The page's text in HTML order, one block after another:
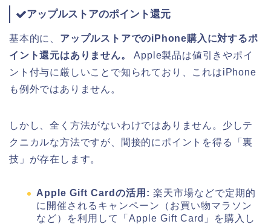
アップルストアのポイント還元
基本的に、 アップルストアでのiPhone購入に対するポ
イント還元はありません。
Apple製品は値引きやポイ
ント付与に厳しいことで知られており、これはiPhone
も例外ではありません。
しかし、全く方法がないわけではありません。少しテ
クニカルな方法ですが、間接的にポイントを得る「裏
技」が存在します。
Apple Gift Cardの活用: 楽天市場などで定期的
に開催されるキャンペーン（お買い物マラソン
など）を利用して「Apple Gift Card」を購入し